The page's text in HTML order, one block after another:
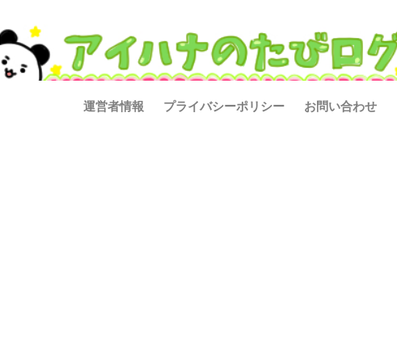
運営者情報 プライバシーポリシー お問い合わせ